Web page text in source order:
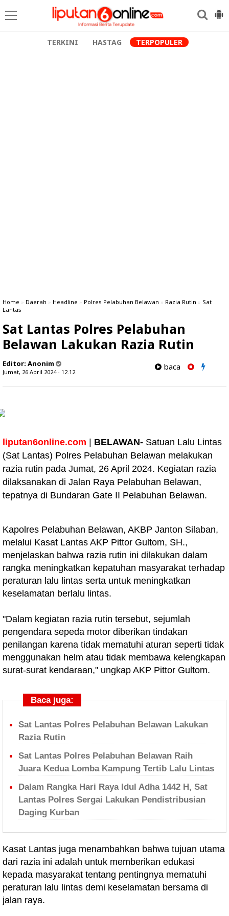
TERKINI HASTAG TERPOPULER
Home » Daerah » Headline » Polres Pelabuhan Belawan » Razia Rutin » Sat
Lantas
Sat Lantas Polres Pelabuhan
Belawan Lakukan Razia Rutin
Editor: Anonim
Jumat, 26 April 2024 - 12.12
baca
liputan6online.com BELAWAN- Satuan Lalu Lintas
(Sat Lantas) Polres Pelabuhan Belawan melakukan
razia rutin pada Jumat, 26 April 2024. Kegiatan razia
dilaksanakan di Jalan Raya Pelabuhan Belawan,
tepatnya di Bundaran Gate II Pelabuhan Belawan.
Kapolres Pelabuhan Belawan, AKBP Janton Silaban,
melalui Kasat Lantas AKP Pittor Gultom, SH.,
menjelaskan bahwa razia rutin ini dilakukan dalam
rangka meningkatkan kepatuhan masyarakat terhadap
peraturan lalu lintas serta untuk meningkatkan
keselamatan berlalu lintas.
"Dalam kegiatan razia rutin tersebut, sejumlah
pengendara sepeda motor diberikan tindakan
penilangan karena tidak mematuhi aturan seperti tidak
menggunakan helm atau tidak membawa kelengkapan
surat-surat kendaraan," ungkap AKP Pittor Gultom.
Baca juga:
Sat Lantas Polres Pelabuhan Belawan Lakukan
Razia Rutin
Sat Lantas Polres Pelabuhan Belawan Raih
Juara Kedua Lomba Kampung Tertib Lalu Lintas
Dalam Rangka Hari Raya Idul Adha 1442 H, Sat
Lantas Polres Sergai Lakukan Pendistribusian
Daging Kurban
Kasat Lantas juga menambahkan bahwa tujuan utama
dari razia ini adalah untuk memberikan edukasi
kepada masyarakat tentang pentingnya mematuhi
peraturan lalu lintas demi keselamatan bersama di
jalan raya.